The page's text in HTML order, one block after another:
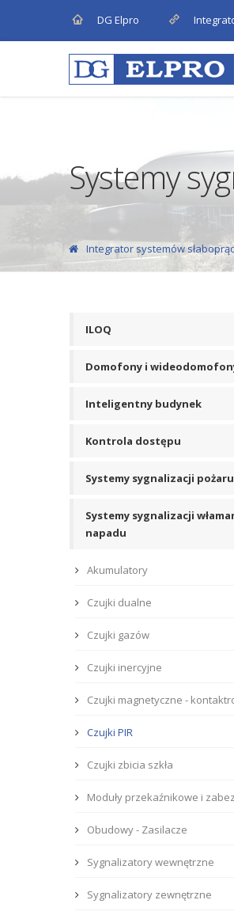
DG Elpro
Systemy
Integrator systemów
ILOQ
Domofony i
Inteligentny budynek
Kontrola dostępu
Systemy sygnalizacji pożaru
Systemy sygnalizacji
napadu
Akumulatory
Czujki dualne
Czujki gazów
Czujki inercyjne
Czujki magnetyczne -
Czujki PIR
Czujki zbicia szkła
Moduły przekaźnikowe i
Obudowy - Zasilacze
Sygnalizatory wewnętrzne
Sygnalizatory zewnętrzne